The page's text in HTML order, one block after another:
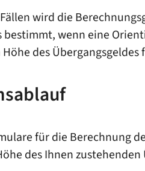
wird die
wenn eine
Höhe des
für die Berechnung
des Ihnen